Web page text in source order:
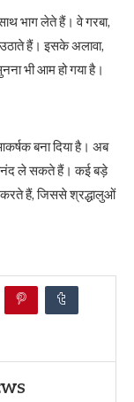
भाग लेते हैं। वे गरबा,
हैं। इसके अलावा,
भी आम हो गया है।
बना दिया है। अब
ले सकते हैं। कई बड़े
करते हैं, जिससे श्रद्धालुओं